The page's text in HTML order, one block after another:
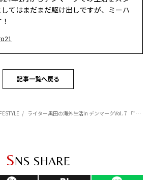
てはまだまだ駆け出しですが、ミーハ
記事一覧へ戻る
ライター黒田の海外生活in デンマークVol. 7 「“今さら留学”にデンマークを推したい３つの理由」
SNS SHARE